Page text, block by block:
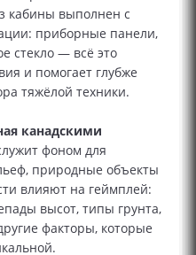
кабины выполнен с
приборные панели,
стекло — всё это
и помогает глубже
тяжёлой техники.
канадскими
фоном для
природные объекты
влияют на геймплей:
высот, типы грунта,
факторы, которые